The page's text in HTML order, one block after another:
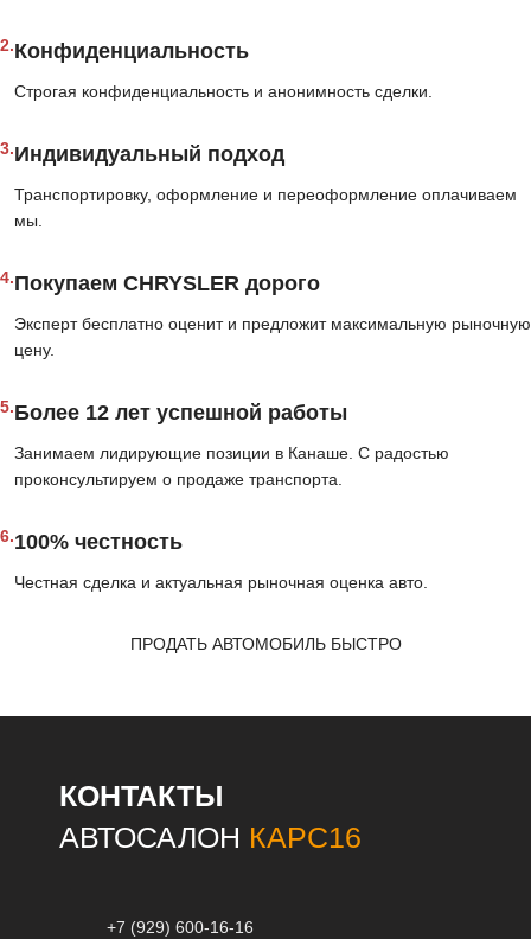
2.Конфиденциальность
Строгая конфиденциальность и анонимность сделки.
3.Индивидуальный подход
Транспортировку, оформление и переоформление оплачиваем
мы.
4.Покупаем CHRYSLER дорого
Эксперт бесплатно оценит и предложит максимальную рыночную
цену.
5.Более 12 лет успешной работы
Занимаем лидирующие позиции в Канаше. С радостью
проконсультируем о продаже транспорта.
6.100% честность
Честная сделка и актуальная рыночная оценка авто.
ПРОДАТЬ АВТОМОБИЛЬ БЫСТРО
КОНТАКТЫ
АВТОСАЛОН КАРС16
+7 (929) 600-16-16